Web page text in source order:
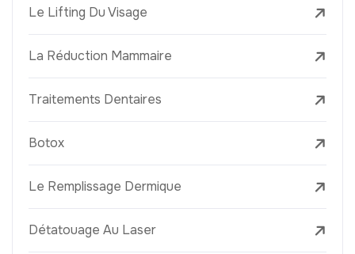
Le Lifting Du Visage
La Réduction Mammaire
Traitements Dentaires
Botox
Le Remplissage Dermique
Détatouage Au Laser